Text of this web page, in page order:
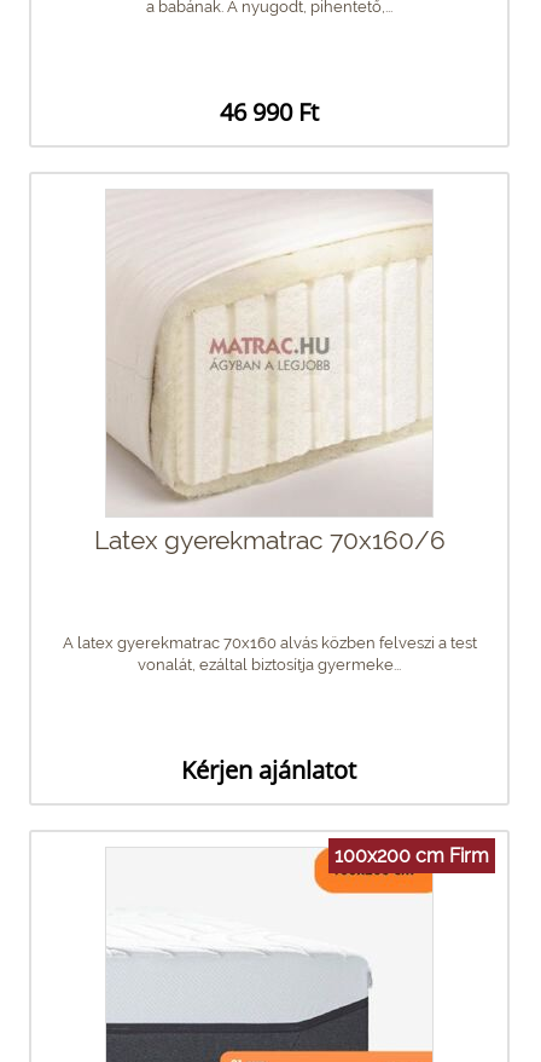
a babának. A nyugodt, pihentető,...
46 990 Ft
Latex gyerekmatrac 70x160/6
A latex gyerekmatrac 70x160 alvás közben felveszi a test
vonalát, ezáltal biztosítja gyermeke...
Kérjen ajánlatot
100x200 cm Firm